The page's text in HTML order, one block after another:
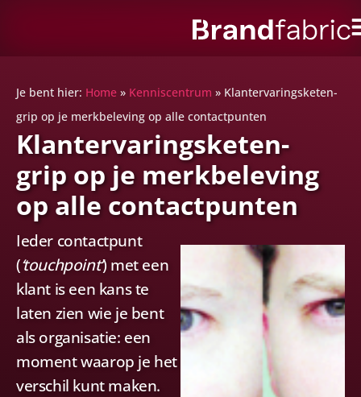
Je bent hier: Home » Kenniscentrum » Klantervaringsketen-
grip op je merkbeleving op alle contactpunten
Klantervaringsketen-
grip op je merkbeleving
op alle contactpunten
Ieder contactpunt
(‘touchpoint’) met een
klant is een kans te
laten zien wie je bent
als organisatie: een
moment waarop je het
verschil kunt maken.